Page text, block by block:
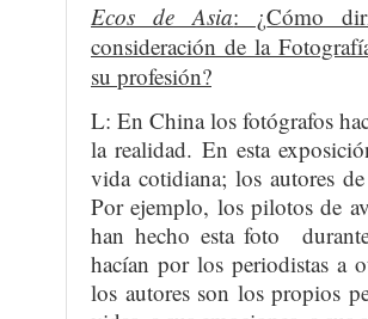
Ecos de Asia: ¿Cómo
consideración de la
su profesión?
L: En China los fotógrafos
la realidad. En esta
vida cotidiana; los autores
Por ejemplo, los pilotos de
han hecho esta foto
hacían por los periodistas a
los autores son los propios